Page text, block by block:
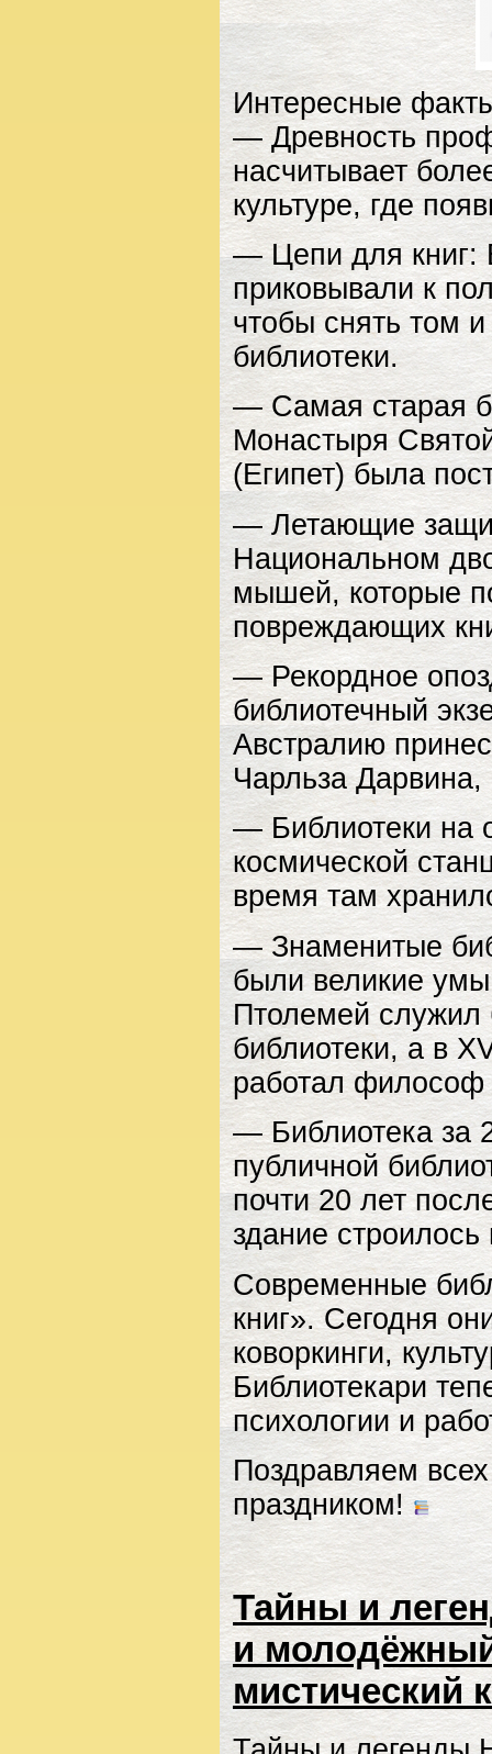
Интересные
— Древность
насчитывает
культуре, где
— Цепи для книг:
приковывали к
чтобы снять том
библиотеки.
— Самая старая
Монастыря
(Египет) была
— Летающие
Национальном
мышей, которые
повреждающих
— Рекордное
библиотечный
Австралию
Чарльза Дарвина,
— Библиотеки на
космической
время там
— Знаменитые
были великие
Птолемей служил
библиотеки, а в
работал
— Библиотека за
публичной
почти 20 лет
здание
Современные
книг». Сегодня
коворкинги,
Библиотекари
психологии и
Поздравляем
праздником!
Тайны и
и
мистический